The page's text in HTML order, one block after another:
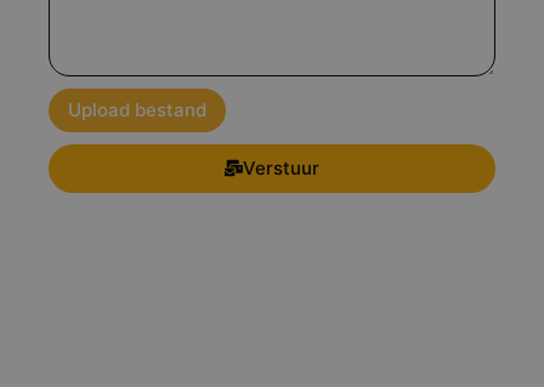
Upload bestand
Verstuur